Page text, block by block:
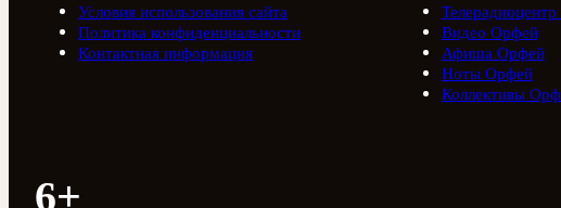
Видео Орфей
Афиша Орфей
Ноты Орфей
Коллективы
Условия использования сайта
Политика конфиденциальности
Контактная информация
6+